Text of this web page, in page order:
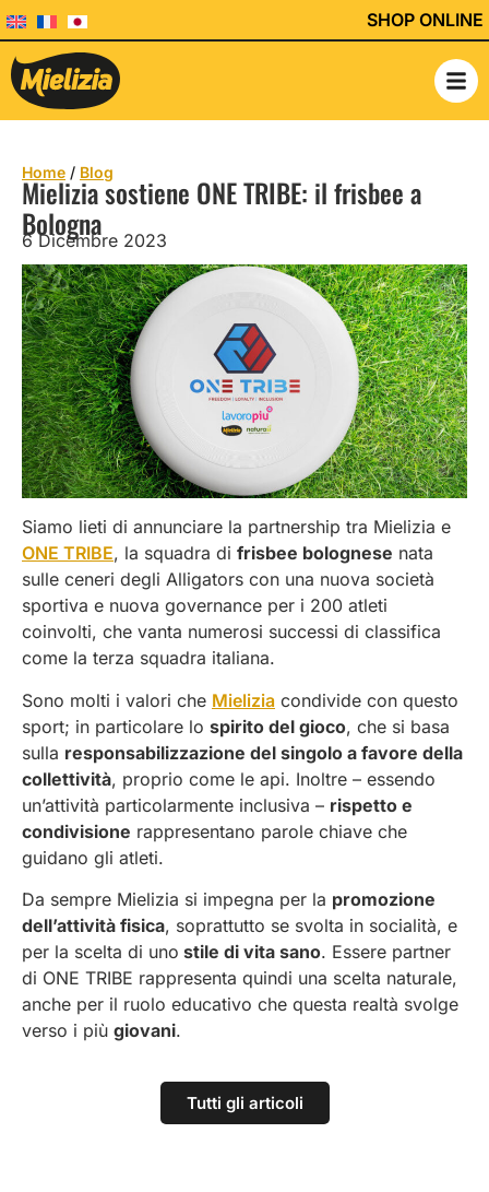
SHOP ONLINE
Home / Blog
Mielizia sostiene ONE TRIBE: il frisbee a
Bologna
6 Dicembre 2023
Siamo lieti di annunciare la partnership tra Mielizia e
ONE TRIBE, la squadra di frisbee bolognese nata
sulle ceneri degli Alligators con una nuova società
sportiva e nuova governance per i 200 atleti
coinvolti, che vanta numerosi successi di classifica
come la terza squadra italiana.
Sono molti i valori che Mielizia condivide con questo
sport; in particolare lo spirito del gioco, che si basa
sulla responsabilizzazione del singolo a favore della
collettività, proprio come le api. Inoltre – essendo
un’attività particolarmente inclusiva – rispetto e
condivisione rappresentano parole chiave che
guidano gli atleti.
Da sempre Mielizia si impegna per la promozione
dell’attività fisica, soprattutto se svolta in socialità, e
per la scelta di uno stile di vita sano. Essere partner
di ONE TRIBE rappresenta quindi una scelta naturale,
anche per il ruolo educativo che questa realtà svolge
verso i più giovani.
Tutti gli articoli